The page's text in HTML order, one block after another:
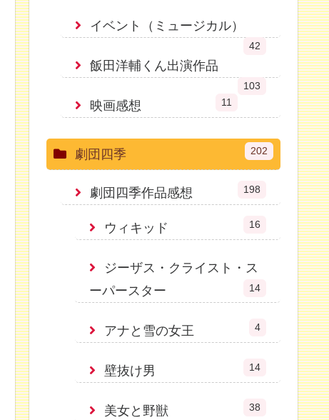
イベント（ミュージカル）
42
飯田洋輔くん出演作品
103
映画感想 11
劇団四季 202
劇団四季作品感想 198
ウィキッド 16
ジーザス・クライスト・ス
ーパースター
14
アナと雪の女王 4
壁抜け男 14
美女と野獣 38